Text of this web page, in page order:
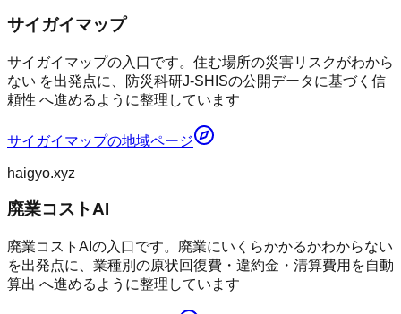
サイガイマップ
サイガイマップの入口です。住む場所の災害リスクがわから
ない を出発点に、防災科研J-SHISの公開データに基づく信
頼性 へ進めるように整理しています
サイガイマップの地域ページ
haigyo.xyz
廃業コストAI
廃業コストAIの入口です。廃業にいくらかかるかわからない
を出発点に、業種別の原状回復費・違約金・清算費用を自動
算出 へ進めるように整理しています